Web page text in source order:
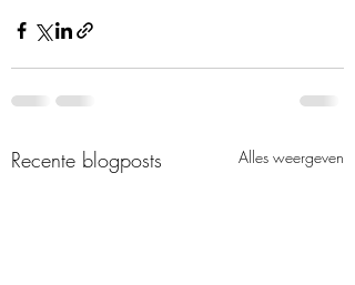
Recente blogposts Alles weergeven